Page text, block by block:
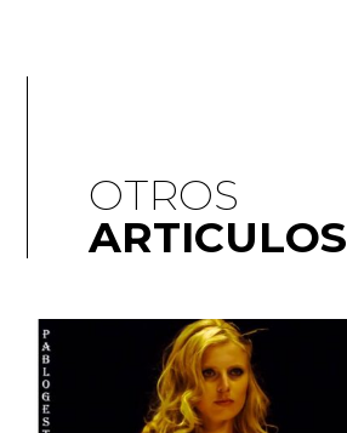
OTROS
ARTICULOS